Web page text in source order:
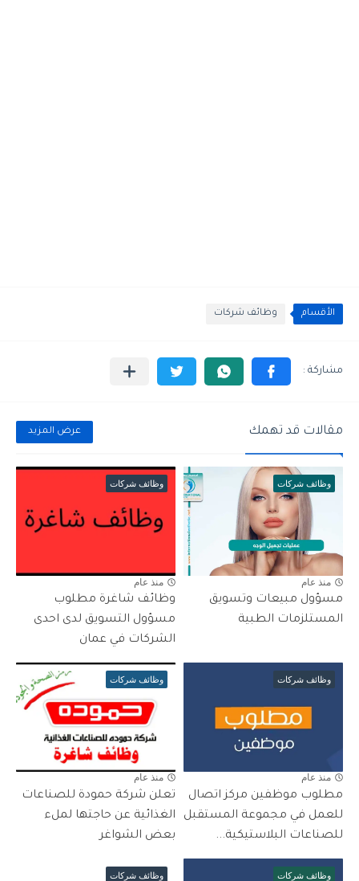
الأقسام وظائف شركات
مقالات قد تهمك عرض المزيد
وظائف شركات
منذ عام
مسؤول مبيعات وتسويق
المستلزمات الطبية
وظائف شركات
منذ عام
وظائف شاغرة مطلوب
مسؤول التسويق لدى احدى
الشركات في عمان
وظائف شركات
منذ عام
مطلوب موظفين مركز اتصال
للعمل في مجموعة المستقبل
للصناعات البلاستيكية...
وظائف شركات
منذ عام
تعلن شركة حمودة للصناعات
الغذائية عن حاجتها لملء
بعض الشواغر
وظائف شركات وظائف شركات